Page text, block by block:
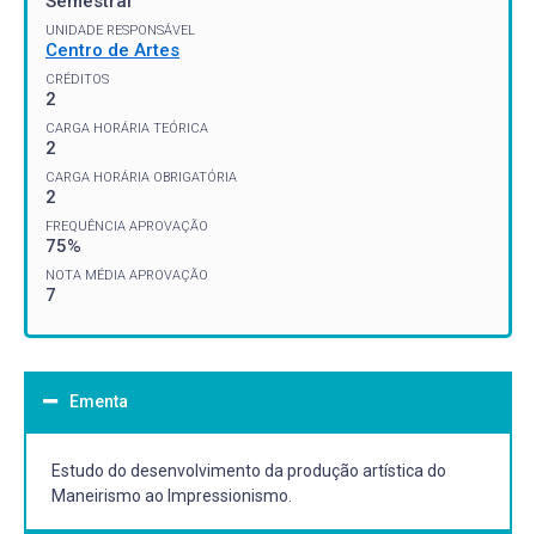
UNIDADE RESPONSÁVEL
Centro de Artes
CRÉDITOS
2
CARGA HORÁRIA TEÓRICA
2
CARGA HORÁRIA OBRIGATÓRIA
2
FREQUÊNCIA APROVAÇÃO
75%
NOTA MÉDIA APROVAÇÃO
7
Ementa
Estudo do desenvolvimento da produção artística do
Maneirismo ao Impressionismo.